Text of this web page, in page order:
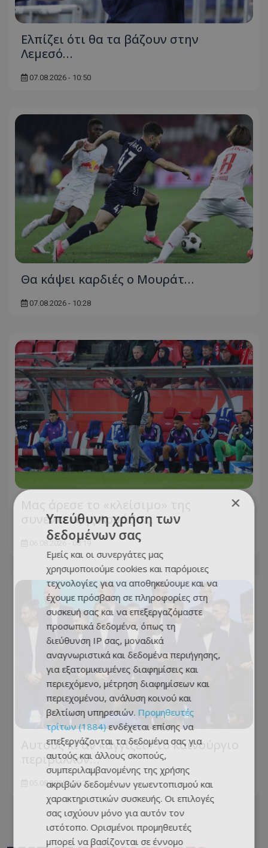
Ελπίζει ότι θα τα βάζουν στην
Λεμεσό…
07.08.2026 - 10:50
Θα κάψει καρδιές ο Μουράτ…
07.08.2026 - 10:28
συνέντευξης Λοσάδα…
06.08.2026 - 08:19
Αυτούς κι αν «αγγίζει» το καινούργιο
περιβάλλον…
05.08.2026 - 08:22
×
Υπεύθυνη χρήση των
δεδομένων σας
Εμείς και οι συνεργάτες μας
χρησιμοποιούμε cookies και παρόμοιες
τεχνολογίες για να αποθηκεύουμε και να
έχουμε πρόσβαση σε πληροφορίες στη
συσκευή σας και να επεξεργαζόμαστε
προσωπικά δεδομένα, όπως τη
διεύθυνση IP σας, μοναδικά
αναγνωριστικά και δεδομένα περιήγησης,
για εξατομικευμένες διαφημίσεις και
περιεχόμενο, μέτρηση διαφημίσεων και
περιεχομένου, ανάλυση κοινού και
βελτίωση υπηρεσιών. Προμηθευτές
τρίτων (1884)ενδέχεται επίσης να
επεξεργάζονται τα δεδομένα σας για
αυτούς και άλλους σκοπούς,
συμπεριλαμβανομένης της χρήσης
ακριβών δεδομένων γεωεντοπισμού και
χαρακτηριστικών συσκευής. Οι επιλογές
σας ισχύουν μόνο για αυτόν τον
ιστότοπο. Ορισμένοι προμηθευτές
μπορεί να βασίζονται σε έννομο